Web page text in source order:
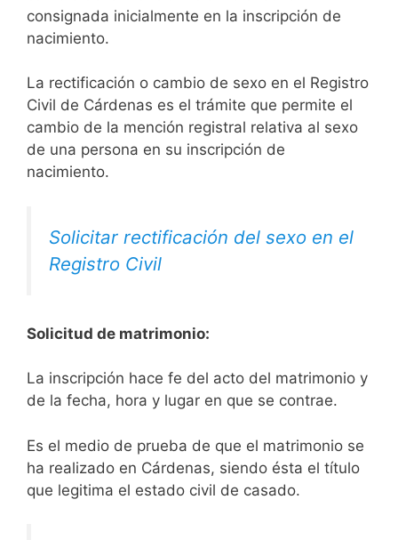
consignada inicialmente en la inscripción de
nacimiento.
La rectificación o cambio de sexo en el Registro
Civil de Cárdenas es el trámite que permite el
cambio de la mención registral relativa al sexo
de una persona en su inscripción de
nacimiento.
Solicitar rectificación del sexo en el
Registro Civil
Solicitud de matrimonio:
La inscripción hace fe del acto del matrimonio y
de la fecha, hora y lugar en que se contrae.
Es el medio de prueba de que el matrimonio se
ha realizado en Cárdenas, siendo ésta el título
que legitima el estado civil de casado.